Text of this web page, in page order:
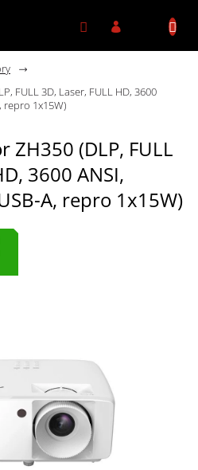
FULL 3D, Laser, FULL HD, 3600
repro 1x15W)
(DLP, FULL
3600 ANSI,
A, repro 1x15W)